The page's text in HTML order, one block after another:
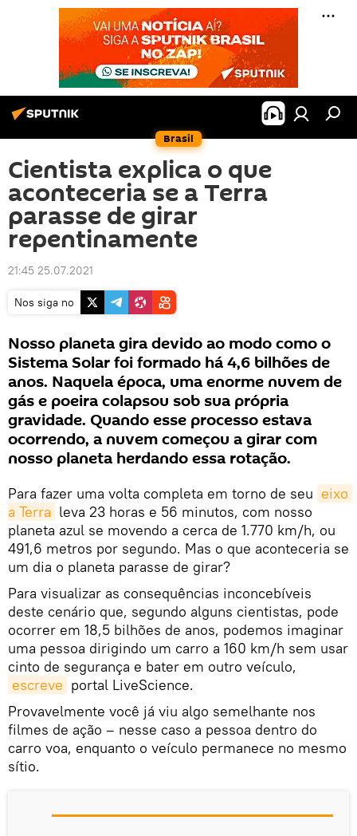
Brasil
Cientista explica o que
aconteceria se a Terra
parasse de girar
repentinamente
21:45 25.07.2021
Nos siga no
Nosso planeta gira devido ao modo como o
Sistema Solar foi formado há 4,6 bilhões de
anos. Naquela época, uma enorme nuvem de
gás e poeira colapsou sob sua própria
gravidade. Quando esse processo estava
ocorrendo, a nuvem começou a girar com
nosso planeta herdando essa rotação.
Para fazer uma volta completa em torno de seu eixo
a Terra leva 23 horas e 56 minutos, com nosso
planeta azul se movendo a cerca de 1.770 km/h, ou
491,6 metros por segundo. Mas o que aconteceria se
um dia o planeta parasse de girar?
Para visualizar as consequências inconcebíveis
deste cenário que, segundo alguns cientistas, pode
ocorrer em 18,5 bilhões de anos, podemos imaginar
uma pessoa dirigindo um carro a 160 km/h sem usar
cinto de segurança e bater em outro veículo,
escreve portal LiveScience.
Provavelmente você já viu algo semelhante nos
filmes de ação – nesse caso a pessoa dentro do
carro voa, enquanto o veículo permanece no mesmo
sítio.